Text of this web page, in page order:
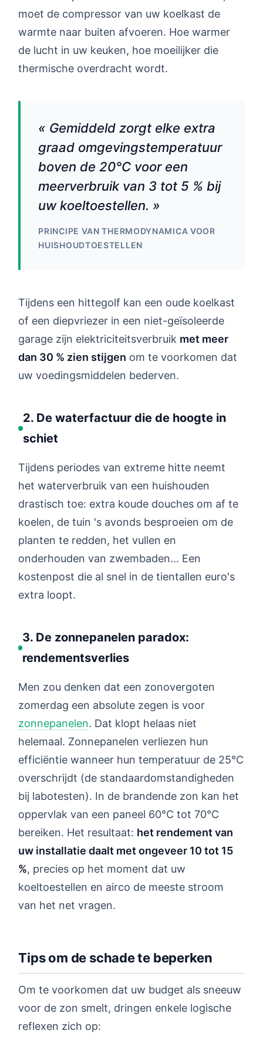
moet de compressor van uw koelkast de
warmte naar buiten afvoeren. Hoe warmer
de lucht in uw keuken, hoe moeilijker die
thermische overdracht wordt.
« Gemiddeld zorgt elke extra
graad omgevingstemperatuur
boven de 20°C voor een
meerverbruik van 3 tot 5 % bij
uw koeltoestellen. »
PRINCIPE VAN THERMODYNAMICA VOOR
HUISHOUDTOESTELLEN
Tijdens een hittegolf kan een oude koelkast
of een diepvriezer in een niet-geïsoleerde
garage zijn elektriciteitsverbruik met meer
dan 30 % zien stijgen om te voorkomen dat
uw voedingsmiddelen bederven.
2. De waterfactuur die de hoogte in
schiet
Tijdens periodes van extreme hitte neemt
het waterverbruik van een huishouden
drastisch toe: extra koude douches om af te
koelen, de tuin 's avonds besproeien om de
planten te redden, het vullen en
onderhouden van zwembaden... Een
kostenpost die al snel in de tientallen euro's
extra loopt.
3. De zonnepanelen paradox:
rendementsverlies
Men zou denken dat een zonovergoten
zomerdag een absolute zegen is voor
zonnepanelen. Dat klopt helaas niet
helemaal. Zonnepanelen verliezen hun
efficiëntie wanneer hun temperatuur de 25°C
overschrijdt (de standaardomstandigheden
bij labotesten). In de brandende zon kan het
oppervlak van een paneel 60°C tot 70°C
bereiken. Het resultaat: het rendement van
uw installatie daalt met ongeveer 10 tot 15
%, precies op het moment dat uw
koeltoestellen en airco de meeste stroom
van het net vragen.
Tips om de schade te beperken
Om te voorkomen dat uw budget als sneeuw
voor de zon smelt, dringen enkele logische
reflexen zich op: